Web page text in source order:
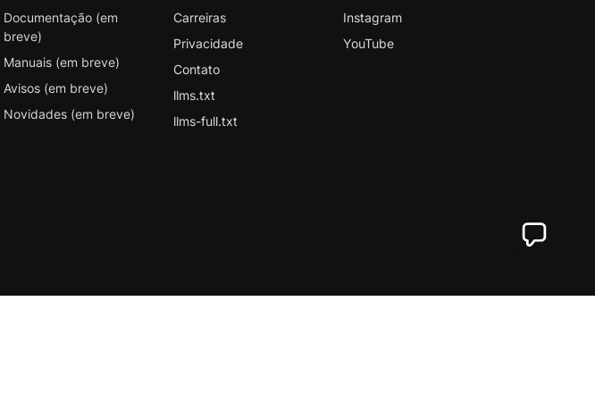
Documentação (em
breve)
Manuais (em breve)
Avisos (em breve)
Novidades (em breve)
Carreiras
Privacidade
Contato
llms.txt
llms-full.txt
Instagram
YouTube